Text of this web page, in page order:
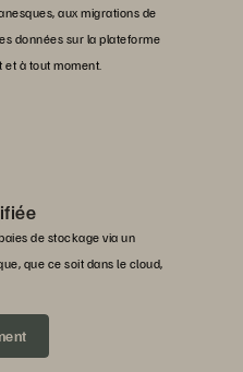
aux migrations de
données sur la plateforme
à tout moment.
de stockage via un
que ce soit dans le cloud,